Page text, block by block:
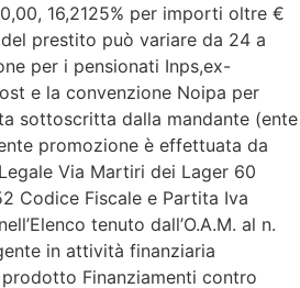
16,2125% per importi oltre €
del prestito può variare da 24 a
per i pensionati Inps,ex-
e la convenzione Noipa per
sottoscritta dalla mandante (ente
promozione è effettuata da
Via Martiri dei Lager 60
Codice Fiscale e Partita Iva
tenuto dall’O.A.M. al n.
in attività finanziaria
Finanziamenti contro